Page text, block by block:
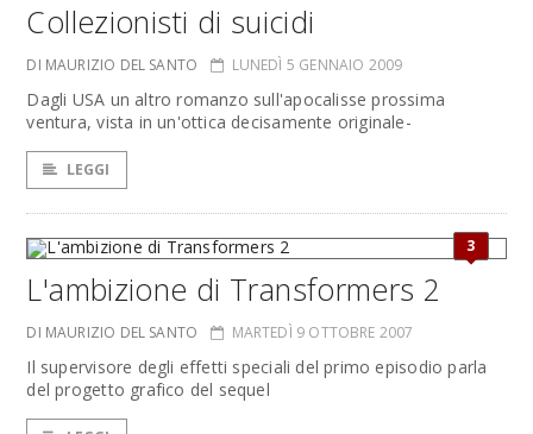
Collezionisti di suicidi
DI MAURIZIO DEL SANTO LUNEDÌ 5 GENNAIO 2009
Dagli USA un altro romanzo sull'apocalisse prossima
ventura, vista in un'ottica decisamente originale-
LEGGI
3
L'ambizione di Transformers 2
DI MAURIZIO DEL SANTO MARTEDÌ 9 OTTOBRE 2007
Il supervisore degli effetti speciali del primo episodio parla
del progetto grafico del sequel